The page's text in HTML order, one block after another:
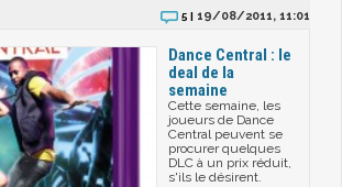
5 | 19/08/2011, 11:01
Dance Central : le
deal de la
semaine
Cette semaine, les
joueurs de Dance
Central peuvent se
procurer quelques
DLC à un prix réduit,
s'ils le désirent.